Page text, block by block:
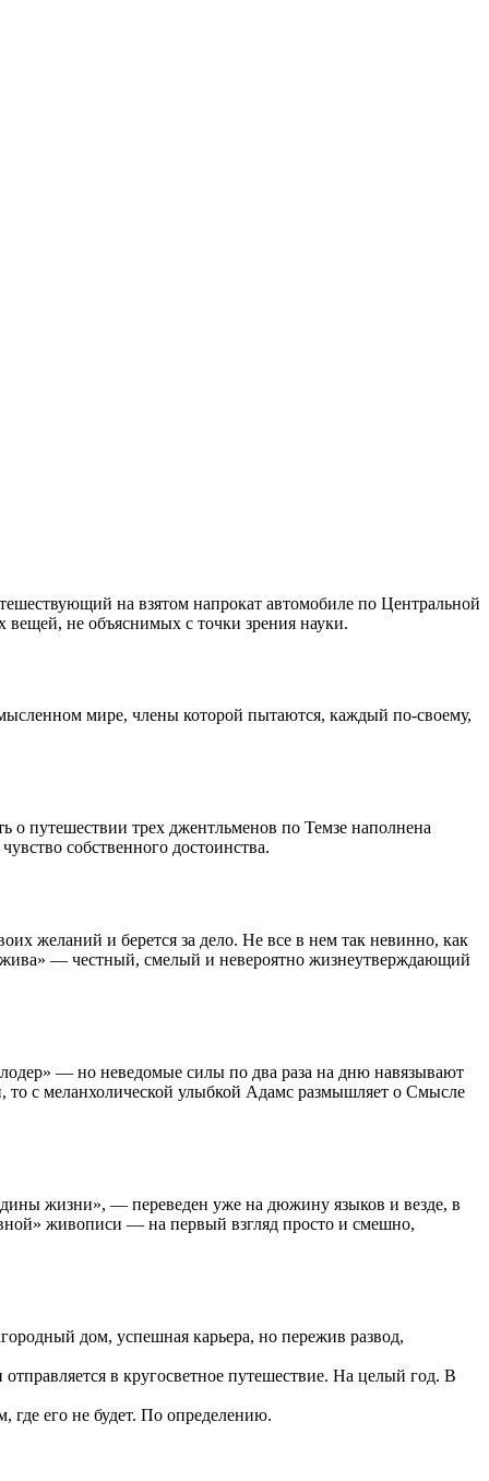
на взятом напрокат автомобиле по Центральной
не объяснимых с точки зрения науки.
мире, члены которой пытаются, каждый по-своему,
о путешествии трех джентльменов по Темзе наполнена
собственного достоинства.
желаний и берется за дело. Не все в нем так невинно, как
— честный, смелый и невероятно жизнеутверждающий
— но неведомые силы по два раза на дню навязывают
то с меланхолической улыбкой Адамс размышляет о Смысле
жизни», — переведен уже на дюжину языков и везде, в
живописи — на первый взгляд просто и смешно,
дом, успешная карьера, но пережив развод,
в кругосветное путешествие. На целый год. В
его не будет. По определению.